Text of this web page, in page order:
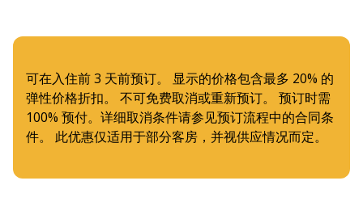
可在入住前 3 天前预订。 显示的价格包含最多 20% 的
弹性价格折扣。 不可免费取消或重新预订。 预订时需
100% 预付。详细取消条件请参见预订流程中的合同条
件。 此优惠仅适用于部分客房，并视供应情况而定。